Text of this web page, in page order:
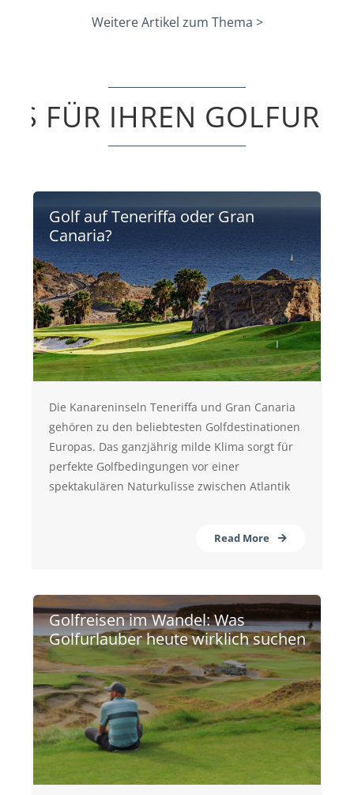
Weitere Artikel zum Thema >
FÜR IHREN
Golf auf Teneriffa oder Gran
Canaria?
Die Kanareninseln Teneriffa und Gran Canaria
gehören zu den beliebtesten Golfdestinationen
Europas. Das ganzjährig milde Klima sorgt für
perfekte Golfbedingungen vor einer
spektakulären Naturkulisse zwischen Atlantik
Read More
Golfreisen im Wandel: Was
Golfurlauber heute wirklich suchen